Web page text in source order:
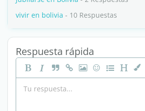
vivir en bolivia - 10 Respuestas
Respuesta rápida